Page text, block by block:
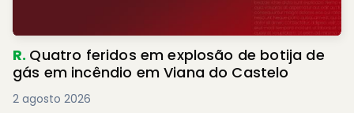
R. Quatro feridos em explosão de botija de
gás em incêndio em Viana do Castelo
2 agosto 2026